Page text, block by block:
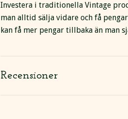
Investera i traditionella Vintage
man alltid sälja vidare och få
kan få mer pengar tillbaka än man
Recensioner